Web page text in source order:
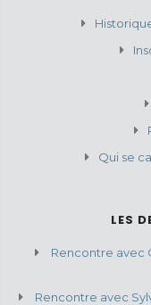
Qui se
LES
Rencontre avec
Rencontre avec